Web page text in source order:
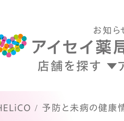
お知ら
店舗を探す
予防と未病の健康